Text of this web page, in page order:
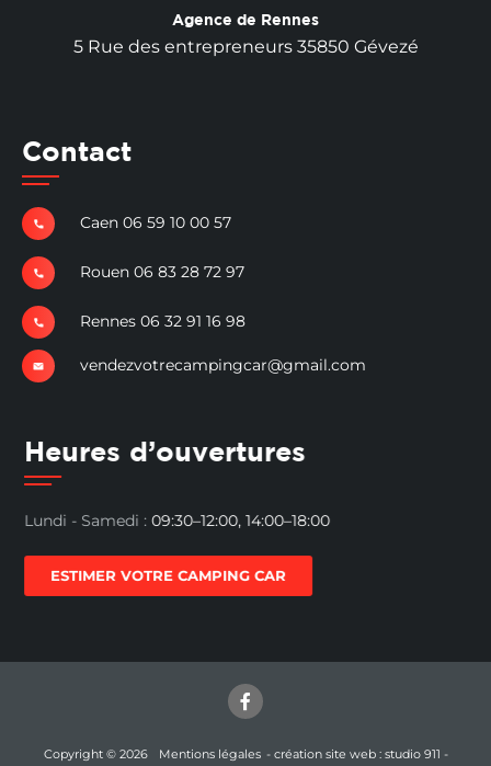
Agence de Rennes
5 Rue des entrepreneurs 35850 Gévezé
Contact
Caen 06 59 10 00 57
Rouen 06 83 28 72 97
Rennes 06 32 91 16 98
vendezvotrecampingcar@gmail.com
Heures d’ouvertures
Lundi - Samedi : 09:30–12:00, 14:00–18:00
ESTIMER VOTRE CAMPING CAR
Copyright © 2026 Mentions légales - création site web : studio 911 -